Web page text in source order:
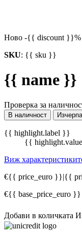
Ново -{{ discount }}%
SKU: {{ sku }}
{{ name }}
Проверка за
В наличност
{{ highlight.label }}
{{
Виж
€{{ price_euro }}|{{
€{{ base_price_euro
Добави в количката